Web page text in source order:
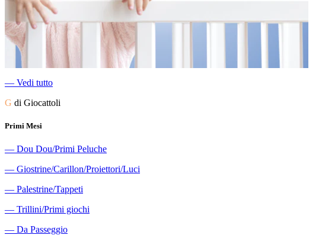
― Vedi tutto
G di Giocattoli
Primi Mesi
― Dou Dou/Primi Peluche
― Giostrine/Carillon/Proiettori/Luci
― Palestrine/Tappeti
― Trillini/Primi giochi
― Da Passeggio